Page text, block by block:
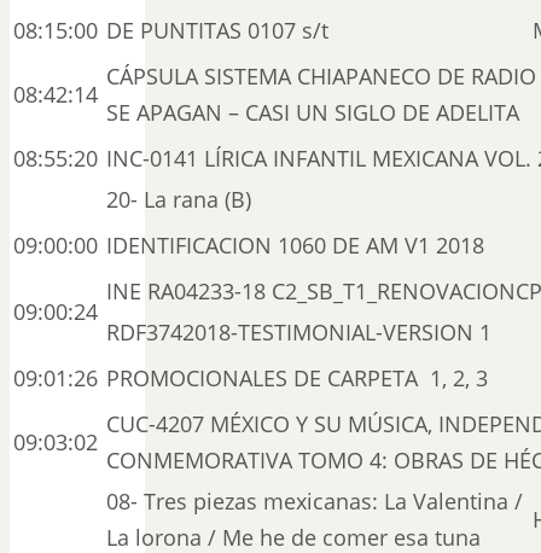
08:15:00 DE PUNTITAS 0107 s/t
08:42:14
CÁPSULA SISTEMA CHIAPANECO DE
SE APAGAN – CASI UN SIGLO DE ADELITA
08:55:20 INC-0141 LÍRICA INFANTIL MEXICANA VOL.
20- La rana (B)
09:00:00 IDENTIFICACION 1060 DE AM V1 2018
09:00:24
INE RA04233-18
RDF3742018-TESTIMONIAL-VERSION 1
09:01:26 PROMOCIONALES DE CARPETA 1, 2, 3
09:03:02
CUC-4207 MÉXICO Y SU MÚSICA,
CONMEMORATIVA TOMO 4: OBRAS DE
08- Tres piezas mexicanas: La Valentina /
La lorona / Me he de comer esa tuna